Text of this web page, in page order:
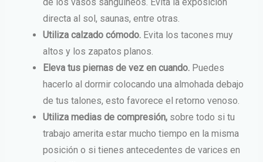
directa al sol, saunas, entre otras.
Utiliza calzado cómodo.Evita los tacones muy
altos y los zapatos planos.
Eleva tus piernas de vez en cuando.Puedes
hacerlo al dormir colocando una almohada debajo
de tus talones, esto favorece el retorno venoso.
Utiliza medias de compresión,sobre todo si tu
trabajo amerita estar mucho tiempo en la misma
posición o si tienes antecedentes de varices en